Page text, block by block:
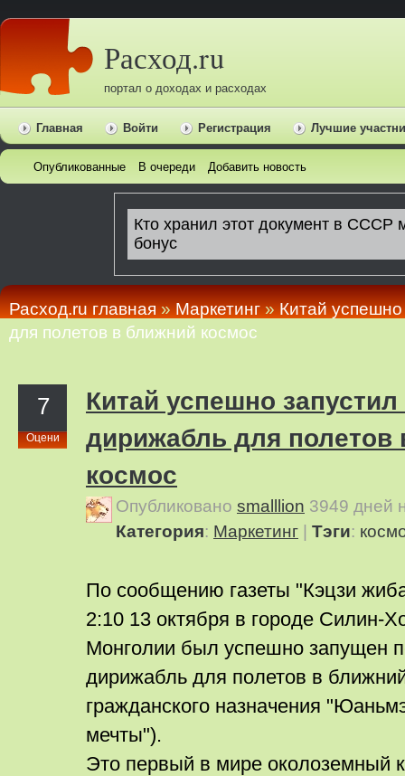
Расход.ru
портал о доходах и расходах
Главная Войти Регистрация Лучшие
Опубликованные В очереди Добавить новость
Расход.ru главная»Маркетинг»Китай
для полетов в ближний космос
7
Оцени
Китай успешно
дирижабль для полетов
космос
Опубликовано smalllion 3949 дней
Категория: Маркетинг Тэги:
По сообщению газеты "Кэцзи
2:10 13 октября в городе Силин-
Монголии был успешно запущен
дирижабль для полетов в
гражданского назначения
мечты").
Это первый в мире околоземный